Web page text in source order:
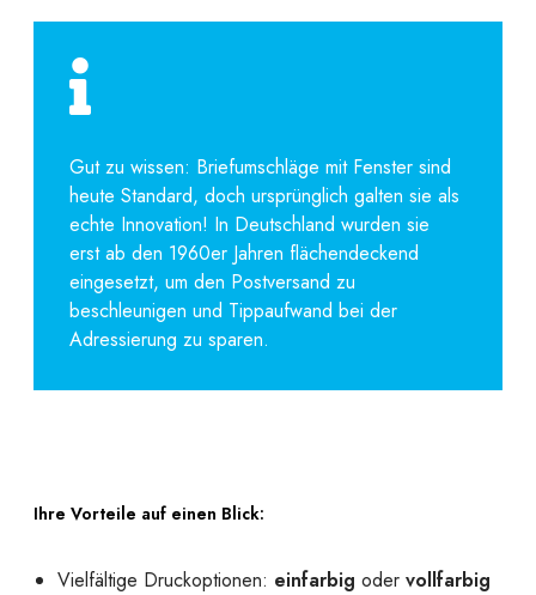
Gut zu wissen: Briefumschläge mit Fenster sind
heute Standard, doch ursprünglich galten sie als
echte Innovation! In Deutschland wurden sie
erst ab den 1960er Jahren flächendeckend
eingesetzt, um den Postversand zu
beschleunigen und Tippaufwand bei der
Adressierung zu sparen.
Ihre Vorteile auf einen Blick:
Vielfältige Druckoptionen: einfarbig oder vollfarbig